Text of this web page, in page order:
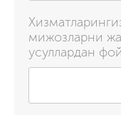
мижозларни
усуллардан